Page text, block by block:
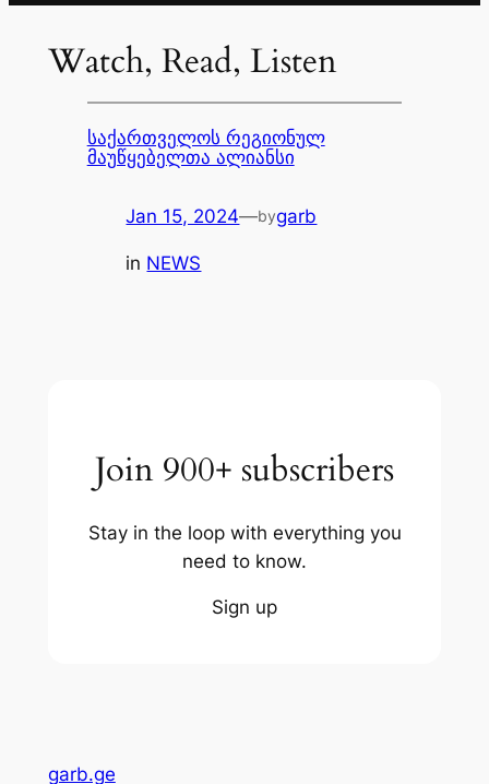
Watch, Read, Listen
საქართველოს რეგიონულ
მაუწყებელთა ალიანსი
Jan 15, 2024—bygarb
in NEWS
Join 900+ subscribers
Stay in the loop with everything you
need to know.
Sign up
garb.ge